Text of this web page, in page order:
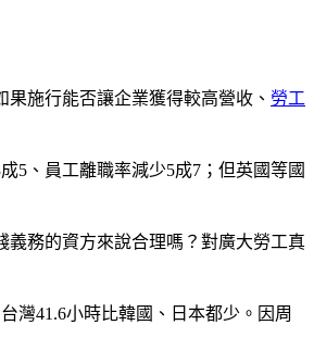
施行能否讓企業獲得較高營收、 勞工
5、員工離職率減少5成7；但英國等國
務的資方來說合理嗎？對廣大勞工真
灣41.6小時比韓國、日本都少。因周